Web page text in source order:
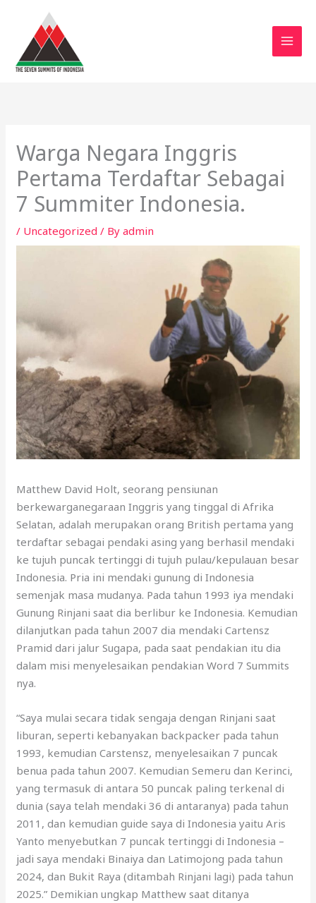
content
Warga Negara Inggris
Pertama Terdaftar Sebagai
7 Summiter Indonesia.
/ Uncategorized / Byadmin
Matthew David Holt, seorang pensiunan
berkewarganegaraan Inggris yang tinggal di Afrika
Selatan, adalah merupakan orang British pertama yang
terdaftar sebagai pendaki asing yang berhasil mendaki
ke tujuh puncak tertinggi di tujuh pulau/kepulauan besar
Indonesia. Pria ini mendaki gunung di Indonesia
semenjak masa mudanya. Pada tahun 1993 iya mendaki
Gunung Rinjani saat dia berlibur ke Indonesia. Kemudian
dilanjutkan pada tahun 2007 dia mendaki Cartensz
Pramid dari jalur Sugapa, pada saat pendakian itu dia
dalam misi menyelesaikan pendakian Word 7 Summits
nya.
“Saya mulai secara tidak sengaja dengan Rinjani saat
liburan, seperti kebanyakan backpacker pada tahun
1993, kemudian Carstensz, menyelesaikan 7 puncak
benua pada tahun 2007. Kemudian Semeru dan Kerinci,
yang termasuk di antara 50 puncak paling terkenal di
dunia (saya telah mendaki 36 di antaranya) pada tahun
2011, dan kemudian guide saya di Indonesia yaitu Aris
Yanto menyebutkan 7 puncak tertinggi di Indonesia –
jadi saya mendaki Binaiya dan Latimojong pada tahun
2024, dan Bukit Raya (ditambah Rinjani lagi) pada tahun
2025.” Demikian ungkap Matthew saat ditanya